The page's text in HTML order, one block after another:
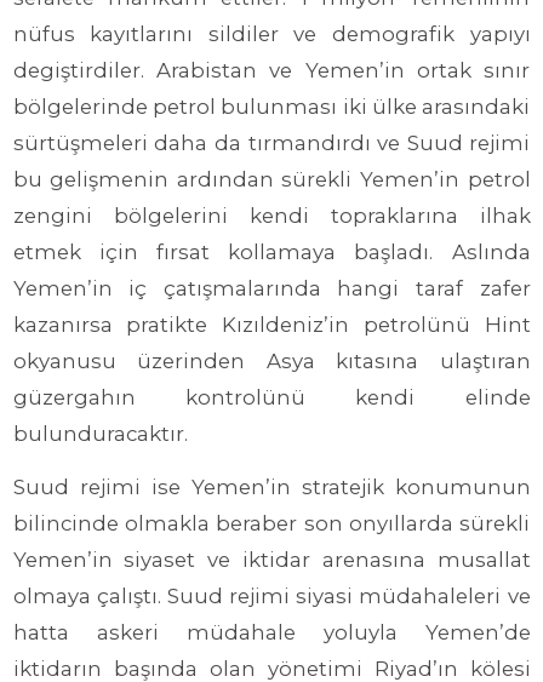
nüfus kayıtlarını sildiler ve demografik yapıyı
degiştirdiler. Arabistan ve Yemen’in ortak sınır
bölgelerinde petrol bulunması iki ülke arasındaki
sürtüşmeleri daha da tırmandırdı ve Suud rejimi
bu gelişmenin ardından sürekli Yemen’in petrol
zengini bölgelerini kendi topraklarına ilhak
etmek için fırsat kollamaya başladı. Aslında
Yemen’in iç çatışmalarında hangi taraf zafer
kazanırsa pratikte Kızıldeniz’in petrolünü Hint
okyanusu üzerinden Asya kıtasına ulaştıran
güzergahın kontrolünü kendi elinde
bulunduracaktır.
Suud rejimi ise Yemen’in stratejik konumunun
bilincinde olmakla beraber son onyıllarda sürekli
Yemen’in siyaset ve iktidar arenasına musallat
olmaya çalıştı. Suud rejimi siyasi müdahaleleri ve
hatta askeri müdahale yoluyla Yemen’de
iktidarın başında olan yönetimi Riyad’ın kölesi